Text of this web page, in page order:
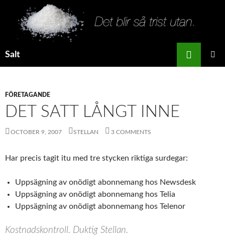
Salt
FÖRETAGANDE
DET SATT LÅNGT INNE
OCTOBER 9, 2007 STELLAN 3 COMMENTS
Har precis tagit itu med tre stycken riktiga surdegar:
Uppsägning av onödigt abonnemang hos Newsdesk
Uppsägning av onödigt abonnemang hos Telia
Uppsägning av onödigt abonnemang hos Telenor
Kostnadskontroll. Duktig Stellan.